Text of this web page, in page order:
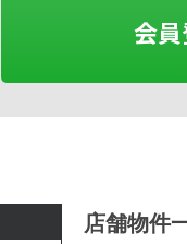
会員
店舗物件